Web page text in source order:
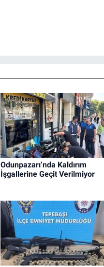
Odunpazarı’nda Kaldırım
İşgallerine Geçit Verilmiyor